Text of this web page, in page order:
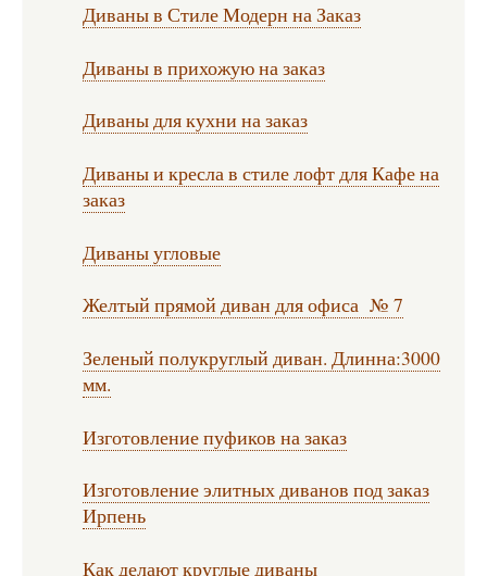
Диваны в Стиле Модерн на Заказ
Диваны в прихожую на заказ
Диваны для кухни на заказ
Диваны и кресла в стиле лофт для Кафе на
заказ
Диваны угловые
Желтый прямой диван для офиса № 7
Зеленый полукруглый диван. Длинна:3000
мм.
Изготовление пуфиков на заказ
Изготовление элитных диванов под заказ
Ирпень
Как делают круглые диваны